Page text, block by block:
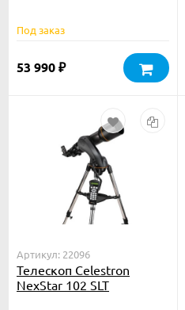
Под заказ
53 990 ₽
Артикул: 22096
Телескоп Celestron
NexStar 102 SLT